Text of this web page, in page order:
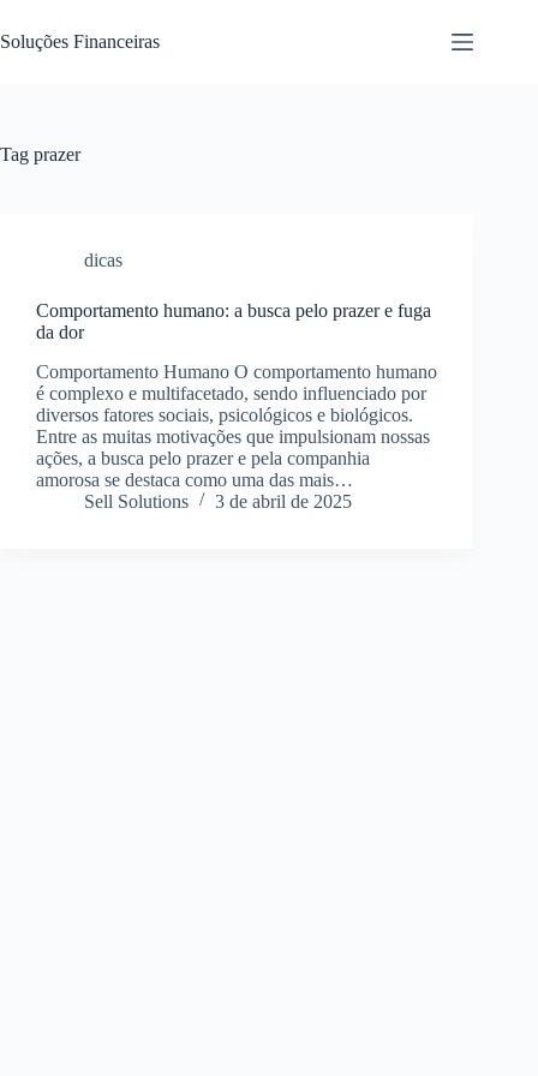
para
o
Soluções Financeiras
Tag prazer
dicas
Comportamento humano: a busca pelo prazer e fuga
da dor
Comportamento Humano O comportamento humano
é complexo e multifacetado, sendo influenciado por
diversos fatores sociais, psicológicos e biológicos.
Entre as muitas motivações que impulsionam nossas
ações, a busca pelo prazer e pela companhia
amorosa se destaca como uma das mais…
Sell Solutions
3 de abril de 2025